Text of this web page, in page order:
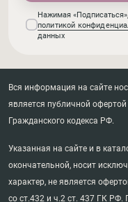
Нажимая
политикой
данных
Вся информация на сайте
является публичной
Гражданского кодекса РФ.
Указанная на сайте и в
окончательной, носит
характер, не является
со ст.432 и ч.2 ст. 437 ГК РФ.